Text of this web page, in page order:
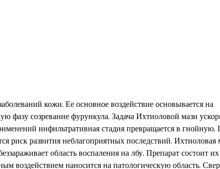
кожи. Ее основное воздействие основывается на
созревание фурункула. Задача Ихтиоловой мази
инфильтративная стадия превращается в гнойную.
риск развития неблагоприятных последствий. Ихтиоловая
область воспаления на лбу. Препарат состоит
воздействием наносится на патологическую область.